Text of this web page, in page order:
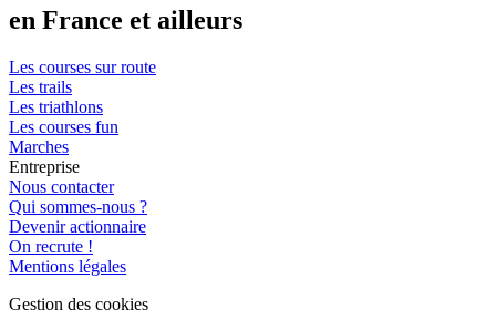
en France et ailleurs
Les courses sur route
Les trails
Les triathlons
Les courses fun
Marches
Entreprise
Nous contacter
Qui sommes-nous ?
Devenir actionnaire
On recrute !
Mentions légales
Gestion des cookies